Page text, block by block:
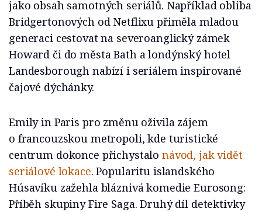
jako obsah samotných seriálů. Například obliba
Bridgertonových od Netflixu přiměla mladou
generaci cestovat na severoanglický zámek
Howard či do města Bath a londýnský hotel
Landesborough nabízí i seriálem inspirované
čajové dýchánky.
Emily in Paris pro změnu oživila zájem
o francouzskou metropoli, kde turistické
centrum dokonce přichystalo návod, jak vidět
seriálové lokace. Popularitu islandského
Húsavíku zažehla bláznivá komedie Eurosong:
Příběh skupiny Fire Saga. Druhý díl detektivky